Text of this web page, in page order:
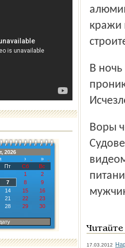
2026
›
»
Пт Сб
Вс
1
2
7 8
9
14 15
16
21 22
23
28 29
30
кражи
В ночь на 25 августа неизвестные, взломав замок,
Воры через форточку проникли в квартиру в поселке
17.03.2012